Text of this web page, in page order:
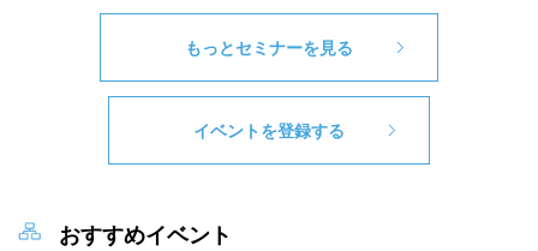
もっとセミナーを見る
イベントを登録する
おすすめイベント